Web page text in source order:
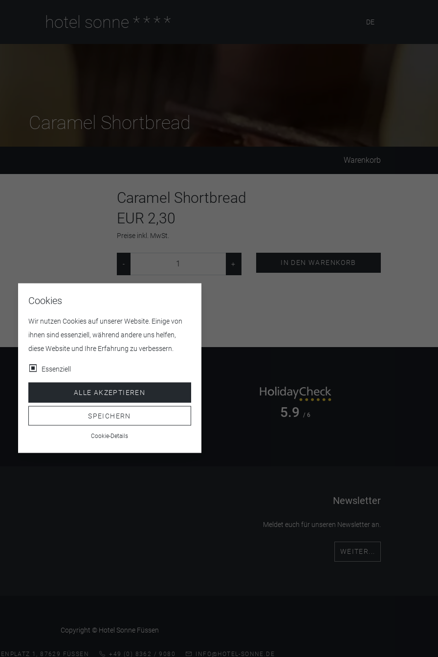
hotel sonne **** DE
Caramel Shortbread
Warenkorb
Caramel Shortbread
EUR 2,30
Preise inkl. MwSt.
IN DEN WARENKORB
4.5/ 5 5.9 / 6
Newsletter
Meldet euch für unseren Newsletter an.
WEITER...
Copyright © Hotel Sonne Füssen
1, 87629 FÜSSEN +49 (0) 8362 / 9080 INFO@HOTEL-SONNE.DE
Cookies
Wir nutzen Cookies auf unserer Website. Einige von
ihnen sind essenziell, während andere uns helfen,
diese Website und Ihre Erfahrung zu verbessern.
Essenziell
ALLE AKZEPTIEREN
SPEICHERN
Cookie-Details